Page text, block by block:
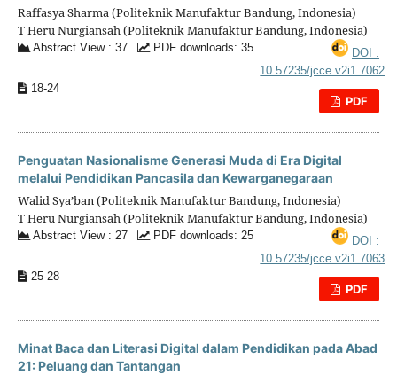
Raffasya Sharma (Politeknik Manufaktur Bandung, Indonesia)
T Heru Nurgiansah (Politeknik Manufaktur Bandung, Indonesia)
Abstract View : 37 PDF downloads: 35
DOI :
10.57235/jcce.v2i1.7062
18-24
PDF
Penguatan Nasionalisme Generasi Muda di Era Digital
melalui Pendidikan Pancasila dan Kewarganegaraan
Walid Sya’ban (Politeknik Manufaktur Bandung, Indonesia)
T Heru Nurgiansah (Politeknik Manufaktur Bandung, Indonesia)
Abstract View : 27 PDF downloads: 25
DOI :
10.57235/jcce.v2i1.7063
25-28
PDF
Minat Baca dan Literasi Digital dalam Pendidikan pada Abad
21: Peluang dan Tantangan